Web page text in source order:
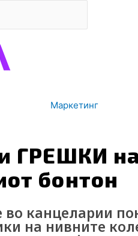
u
b
e
-
i
k
-
k
d
i
n
Маркетинг
ГРЕШКИ
бонтон
во канцеларии
на нивните